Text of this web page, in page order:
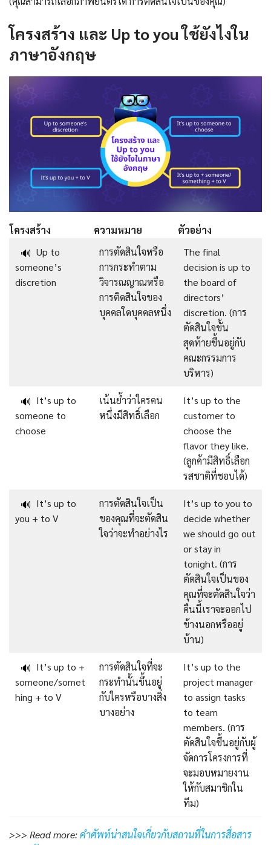
โครงสร้าง และ Up to you ใช้ยังไงใน
ภาษาอังกฤษ
โครงสร้าง ความหมาย
ตัวอย่าง
🔊 Up to
someone’s
discretion
การตัดสินใจหรือ
การกระทำตาม
วิจารณญาณหรือ
การติดสินใจของ
บุคคลใดบุคคลหนึ่ง
The final
decision is up to
the board of
directors’
discretion. (การ
ตัดสินใจขั้น
สุดท้ายขึ้นอยู่กับ
คณะกรรมการ
บริหาร)
🔊 It’s up to
someone to
choose
เน้นย้ำว่าใครคน
หนึ่งมีสิทธิ์เลือก
It’s up to the
customer to
choose the
flavor they like.
(ลูกค้ามีสิทธิ์เลือก
รสชาติที่ชอบได้)
🔊 It’s up to
you + to V
การตัดสินใจเป็น
ของคุณที่จะตัดสิน
ใจว่าจะทำอย่างไร
It’s up to you to
decide whether
we should go out
or stay in
tonight. (การ
ตัดสินใจเป็นของ
คุณที่จะตัดสินใจว่า
คืนนี้เราจะออกไป
ข้างนอกหรืออยู่
บ้าน)
🔊 It’s up to +
someone/somet
hing + to V
การตัดสินใจที่จะ
กระทำนั้นขึ้นอยู่
กับใครหรือบางสิ่ง
บางอย่าง
It’s up to the
project manager
to assign tasks
to team
members. (การ
ตัดสินใจขึ้นอยู่กับผู้
จัดการโครงการที่
จะมอบหมายงาน
ให้กับสมาชิกใน
ทีม)
>>> Read more:คำศัพท์น่าสนใจเกี่ยวกับสถานที่ในการสื่อสาร